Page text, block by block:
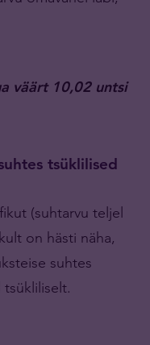
väärt 10,02 untsi
tsüklilised
(suhtarvu teljel
on hästi näha,
suhtes